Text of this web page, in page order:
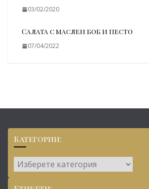
03/02/2020
Салата с маслен боб и песто
07/04/2022
Категории:
Категории: